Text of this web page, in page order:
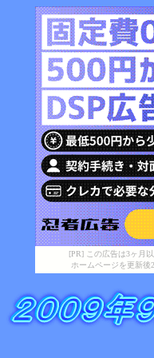
[PR] この広告は3ヶ月
ホームページを更新後